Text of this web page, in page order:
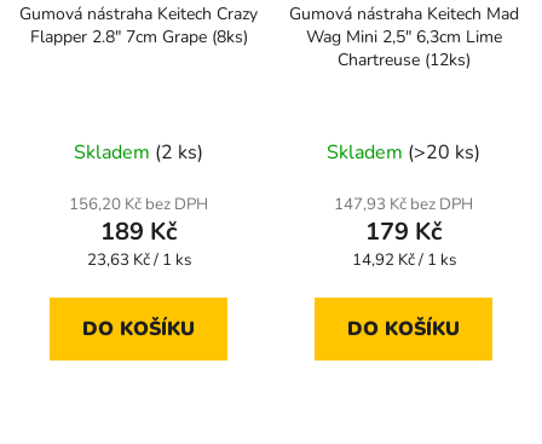
Gumová nástraha Keitech Crazy
Flapper 2.8" 7cm Grape (8ks)
Skladem (2 ks)
156,20 Kč bez DPH
189 Kč
Měrná
23,63 Kč / 1 ks
DO KOŠÍKU
Gumová nástraha Keitech Mad
Wag Mini 2,5" 6,3cm Lime
Chartreuse (12ks)
Skladem (>20 ks)
147,93 Kč bez DPH
179 Kč
Měrná
14,92 Kč / 1 ks
DO KOŠÍKU